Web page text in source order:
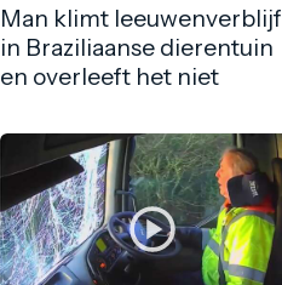
Man klimt leeuwenverblijf
in Braziliaanse dierentuin
en overleeft het niet